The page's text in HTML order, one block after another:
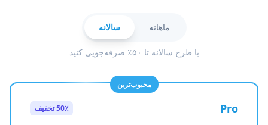
ماهانه سالانه
با طرح سالانه تا ۵۰٪ صرفه‌جویی کنید
محبوب‌ترین
Pro 50٪ تخفیف